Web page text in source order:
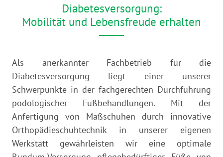
Diabetesversorgung:
Mobilität und Lebensfreude erhalten
Als anerkannter Fachbetrieb für die
Diabetesversorgung liegt einer unserer
Schwerpunkte in der fachgerechten Durchführung
podologischer Fußbe­handlungen. Mit der
Anfertigung von Maßschuhen durch innovative
Orthopädieschuhtechnik in unserer eigenen
Werkstatt gewährleisten wir eine optimale